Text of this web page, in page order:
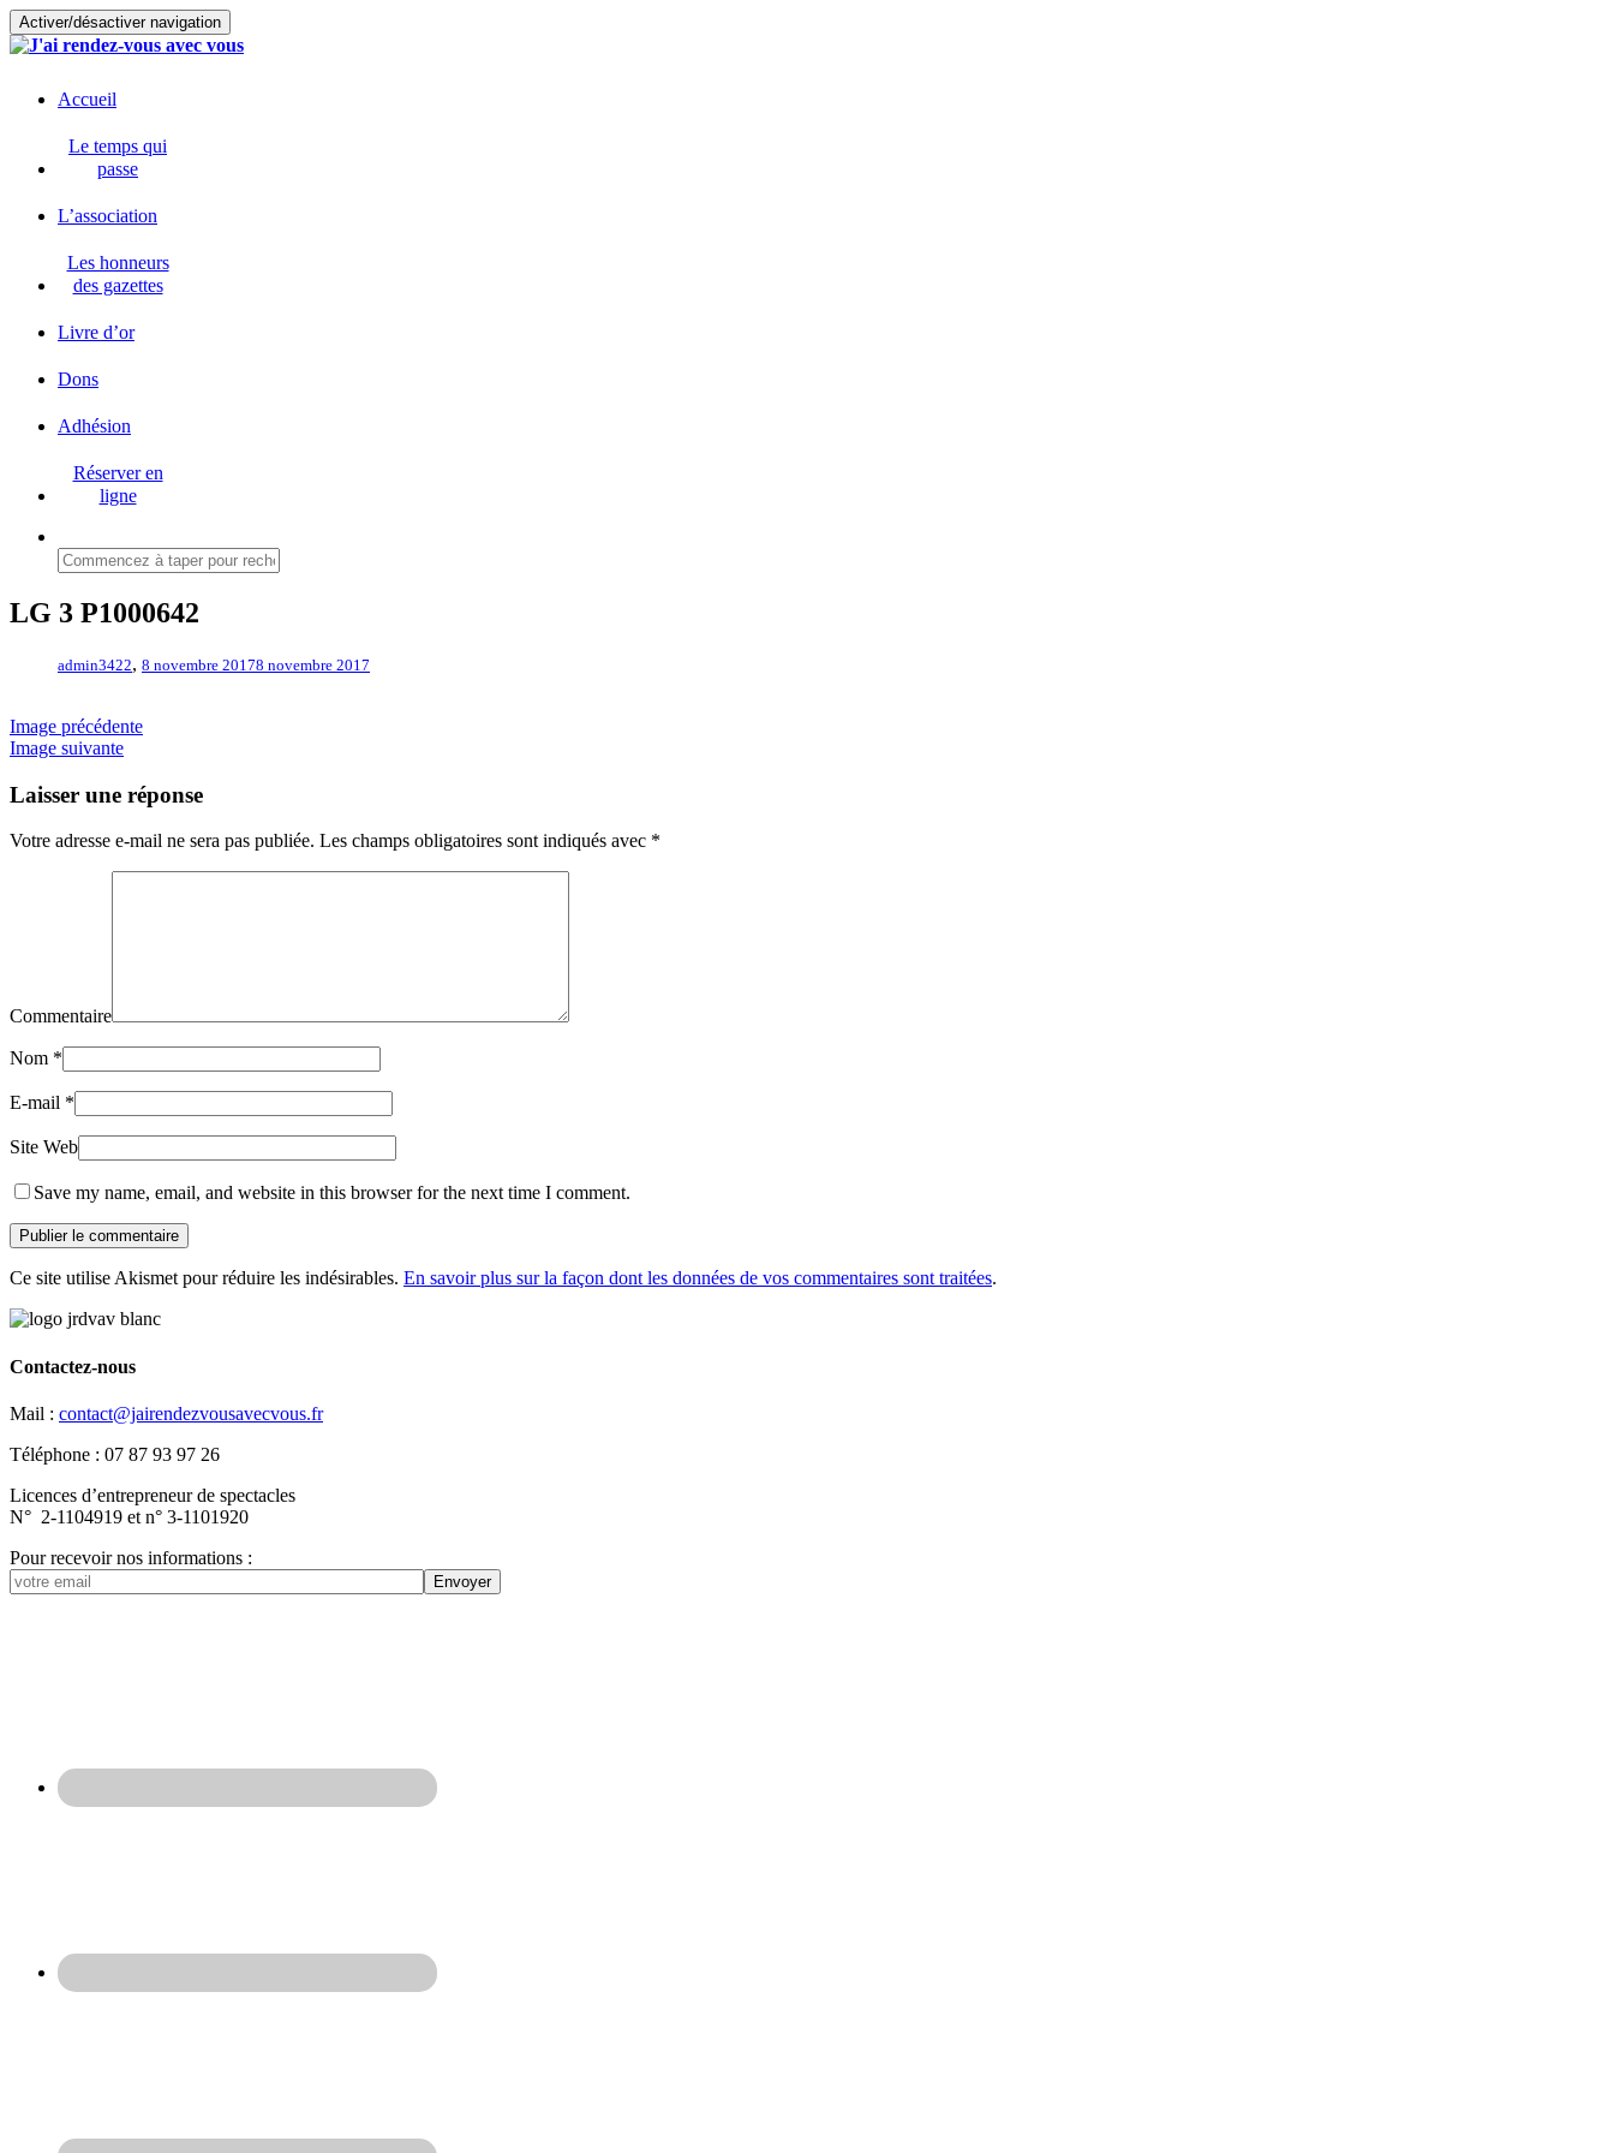
Activer/désactiver navigation
Accueil
Le temps qui
passe
L’association
Les honneurs
des gazettes
Livre d’or
Dons
Adhésion
Réserver en
ligne
LG 3 P1000642
admin3422, 8 novembre 20178 novembre 2017
Image précédente
Image suivante
Laisser une réponse
Votre adresse e-mail ne sera pas publiée. Les champs obligatoires sont indiqués avec *
Commentaire
Nom *
E-mail *
Site Web
Save my name, email, and website in this browser for the next time I comment.
Ce site utilise Akismet pour réduire les indésirables. En savoir plus sur la façon dont les données de vos commentaires sont traitées.
Contactez-nous
Mail : contact@jairendezvousavecvous.fr
Téléphone : 07 87 93 97 26
Licences d’entrepreneur de spectacles
N° 2-1104919 et n° 3-1101920
Pour recevoir nos informations :